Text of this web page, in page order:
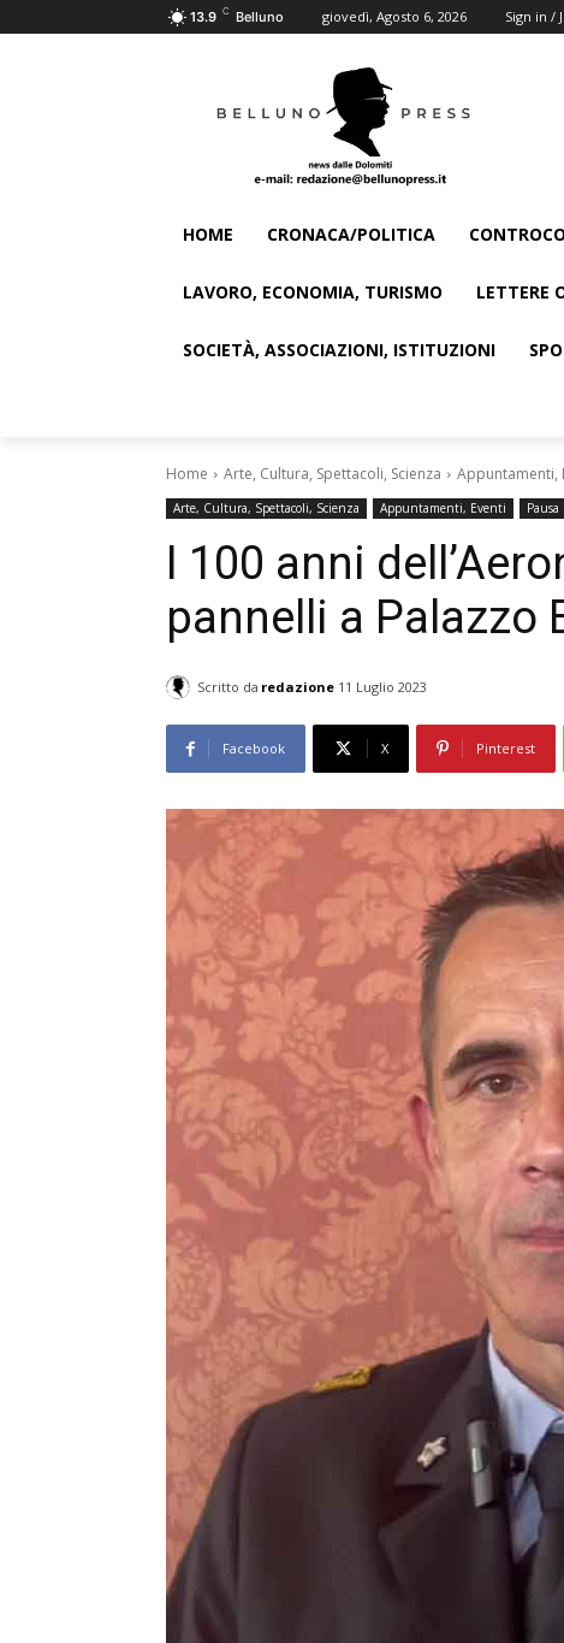
13.9 C Belluno giovedì, Agosto 6, 2026 Sign in /
HOME CRONACA/POLITICA
LAVORO, ECONOMIA, TURISMO LETTERE
SOCIETÀ, ASSOCIAZIONI, ISTITUZIONI
Home Arte, Cultura, Spettacoli, Scienza Appuntamenti,
Arte, Cultura, Spettacoli, Scienza Appuntamenti, Eventi Pausa
I 100 anni
pannelli a Palazzo
Scritto da redazione 11 Luglio 2023
Facebook X Pinterest